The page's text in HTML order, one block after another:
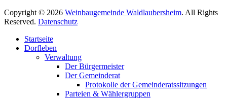
Copyright © 2026 Weinbaugemeinde Waldlaubersheim. All Rights
Reserved. Datenschutz
oben
scrollen
Startseite
Dorfleben
Verwaltung
Der Bürgermeister
Der Gemeinderat
Protokolle der Gemeinderatssitzungen
Parteien & Wählergruppen